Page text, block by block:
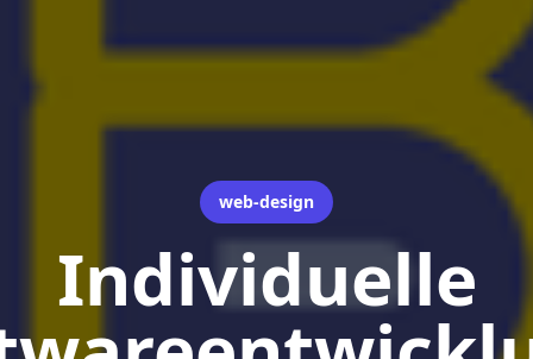
web-design
Individuelle